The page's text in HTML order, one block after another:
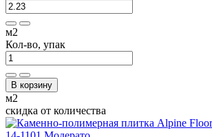
м2
Кол-во, упак
В корзину
м2
скидка от количества